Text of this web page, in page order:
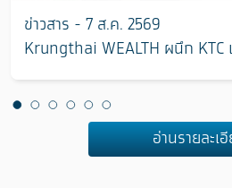
ข่าวสาร - 7 ส.ค. 2569
Krungthai WEALTH ผนึก KTC
การบริหารความมั่งคั่งครบวงจร
อ่านรายละเ